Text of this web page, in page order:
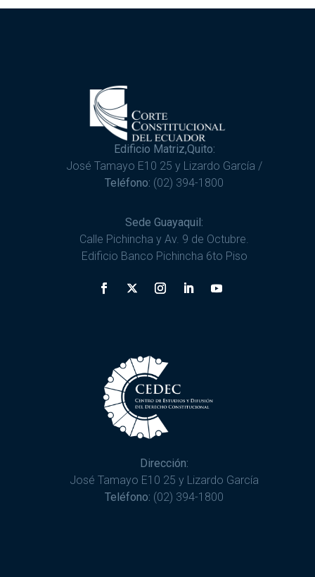
Edificio Matriz,Quito:
José Tamayo E10 25 y Lizardo García /
Teléfono: (02) 394-1800
Sede Guayaquil:
Calle Pichincha y Av. 9 de Octubre.
Edificio Banco Pichincha 6to Piso
Dirección:
José Tamayo E10 25 y Lizardo García
Teléfono: (02) 394-1800